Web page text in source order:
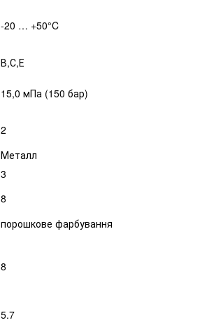
-20 … +50°C
В,С,Е
15,0 мПа (150 бар)
2
Металл
3
8
порошкове фарбування
8
5.7